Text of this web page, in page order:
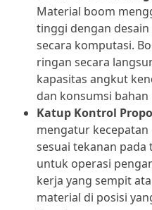
Material boom
tinggi dengan
secara komputasi.
ringan secara
kapasitas angkut
dan konsumsi
Katup Kontrol
mengatur
sesuai tekanan
untuk operasi
kerja yang sempit
material di posisi